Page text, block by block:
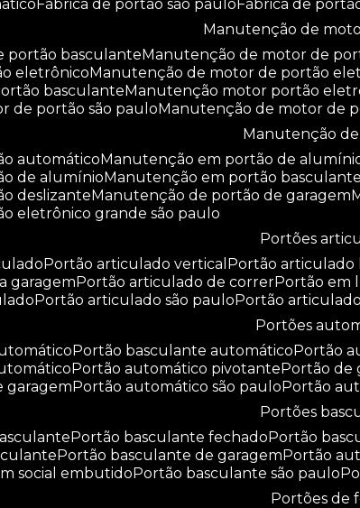
fábrica de portão são paulo
fábrica de
manutenção de
portão basculante
manutenção de motor de
eletrônico
manutenção de motor de portão
basculante
manutenção motor portão
de portão são paulo
manutenção de motor de
manutenção
automático
manutenção em portão de
de alumínio
manutenção em portão basculante
deslizante
manutenção de portão de garagem
eletrônico grande são paulo
portões
portão articulado vertical portão articulado
garagem
portão articulado de correr portão
portão articulado são paulo
portão
portões
portão basculante automático portão
portão automático pivotante portão
garagem
portão automático são paulo
portão
portões
portão basculante fechado portão
portão basculante de garagem portão
social embutido
portão basculante são paulo
portões de